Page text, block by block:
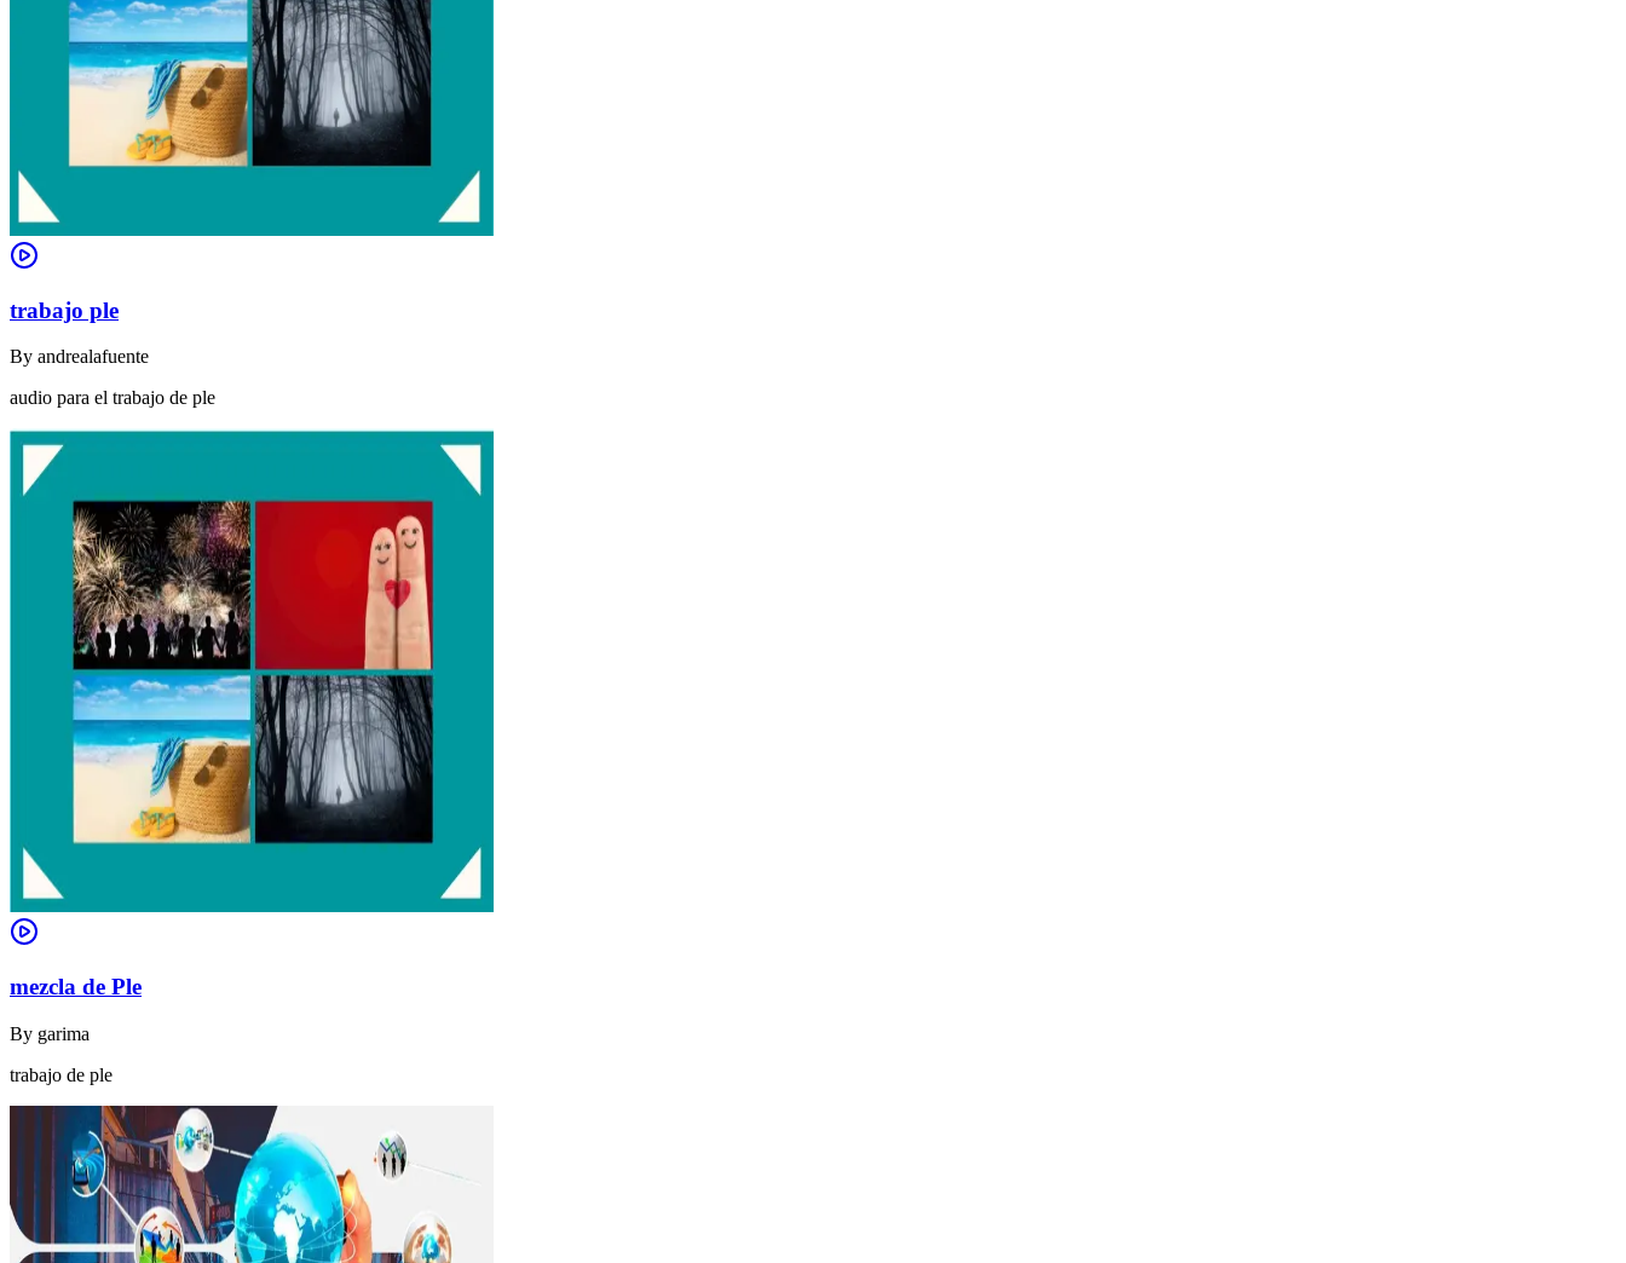
trabajo ple
By andrealafuente
audio para el trabajo de ple
mezcla de Ple
By garima
trabajo de ple